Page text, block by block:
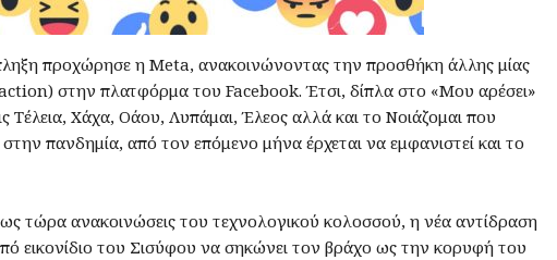
προχώρησε η Meta, ανακοινώνοντας την προσθήκη άλλης μίας
στην πλατφόρμα του Facebook. Έτσι, δίπλα στο «Μου αρέσει»
Τέλεια, Χάχα, Οάου, Λυπάμαι, Έλεος αλλά και το Νοιάζομαι που
πανδημία, από τον επόμενο μήνα έρχεται να εμφανιστεί και το
τώρα ανακοινώσεις του τεχνολογικού κολοσσού, η νέα αντίδραση
εικονίδιο του Σισύφου να σηκώνει τον βράχο ως την κορυφή του